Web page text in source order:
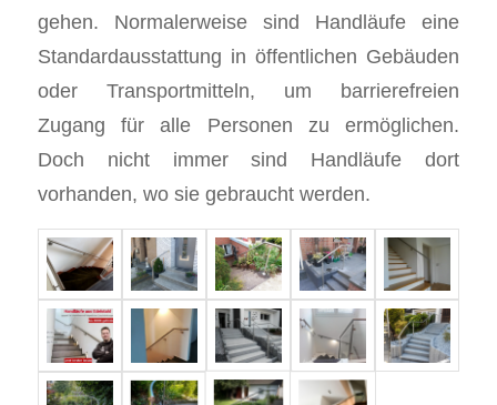
gehen. Normalerweise sind Handläufe eine
Standardausstattung in öffentlichen Gebäuden
oder Transportmitteln, um barrierefreien
Zugang für alle Personen zu ermöglichen.
Doch nicht immer sind Handläufe dort
vorhanden, wo sie gebraucht werden.